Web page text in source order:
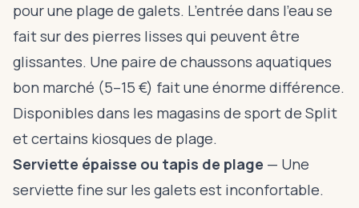
pour une plage de galets. L’entrée dans l’eau se
fait sur des pierres lisses qui peuvent être
glissantes. Une paire de chaussons aquatiques
bon marché (5–15 €) fait une énorme différence.
Disponibles dans les magasins de sport de Split
et certains kiosques de plage.
Serviette épaisse ou tapis de plage — Une
serviette fine sur les galets est inconfortable.